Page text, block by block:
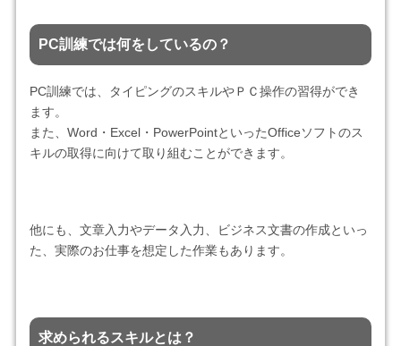
PC訓練では何をしているの？
PC訓練では、タイピングのスキルやＰＣ操作の習得ができ
ます。
また、Word・Excel・PowerPointといったOfficeソフトのス
キルの取得に向けて取り組むことができます。
他にも、文章入力やデータ入力、ビジネス文書の作成といっ
た、実際のお仕事を想定した作業もあります。
求められるスキルとは？